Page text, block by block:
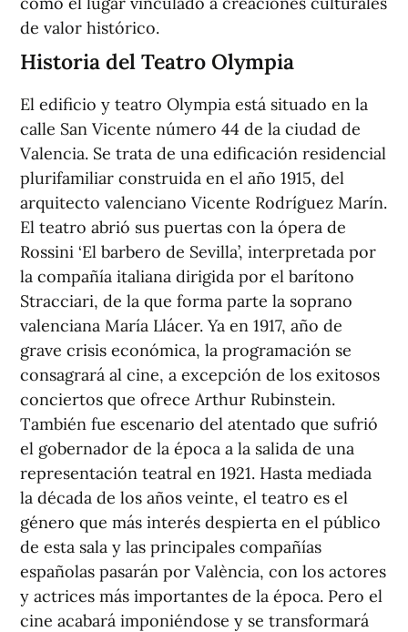
de valor histórico.
Historia del Teatro Olympia
El edificio y teatro Olympia está situado en la
calle San Vicente número 44 de la ciudad de
Valencia. Se trata de una edificación residencial
plurifamiliar construida en el año 1915, del
arquitecto valenciano Vicente Rodríguez Marín.
El teatro abrió sus puertas con la ópera de
Rossini ‘El barbero de Sevilla’, interpretada por
la compañía italiana dirigida por el barítono
Stracciari, de la que forma parte la soprano
valenciana María Llácer. Ya en 1917, año de
grave crisis económica, la programación se
consagrará al cine, a excepción de los exitosos
conciertos que ofrece Arthur Rubinstein.
También fue escenario del atentado que sufrió
el gobernador de la época a la salida de una
representación teatral en 1921. Hasta mediada
la década de los años veinte, el teatro es el
género que más interés despierta en el público
de esta sala y las principales compañías
españolas pasarán por València, con los actores
y actrices más importantes de la época. Pero el
cine acabará imponiéndose y se transformará